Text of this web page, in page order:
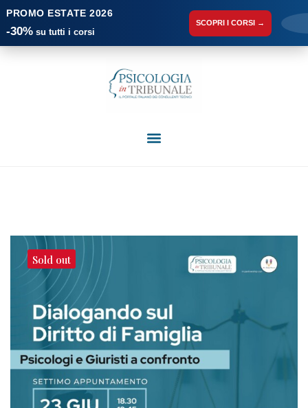
PROMO ESTATE 2026
-30% su tutti i corsi
SCOPRI I CORSI →
Sold out